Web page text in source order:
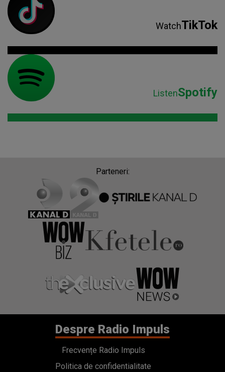
WatchTikTok
ListenSpotify
Parteneri:
Despre Radio Impuls
Frecvențe Radio Impuls
Politica de confidentialitate